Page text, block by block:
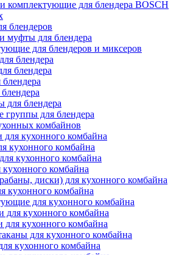
комплектующие для блендера BOSCH
блендеров
муфты для блендера
для блендеров и миксеров
блендера
блендера
для блендера
группы для блендера
комбайнов
кухонного комбайна
кухонного комбайна
кухонного комбайна
комбайна
диски) для кухонного комбайна
кухонного комбайна
для кухонного комбайна
для кухонного комбайна
для кухонного комбайна
для кухонного комбайна
кухонного комбайна